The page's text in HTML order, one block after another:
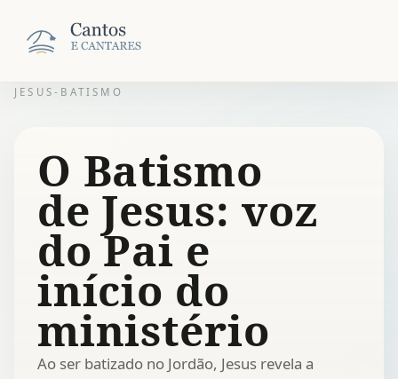
JESUS-BATISMO
O Batismo
de Jesus: voz
do Pai e
início do
ministério
Ao ser batizado no Jordão, Jesus revela a